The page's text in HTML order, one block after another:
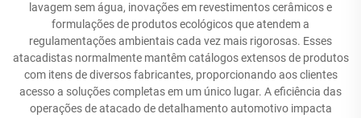
lavagem sem água, inovações em revestimentos cerâmicos e
formulações de produtos ecológicos que atendem a
regulamentações ambientais cada vez mais rigorosas. Esses
atacadistas normalmente mantêm catálogos extensos de produtos
com itens de diversos fabricantes, proporcionando aos clientes
acesso a soluções completas em um único lugar. A eficiência das
operações de atacado de detalhamento automotivo impacta